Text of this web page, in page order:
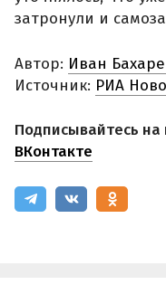
затронули и
Автор: Иван
Источник: РИА
Подписывайтесь на
ВКонтакте